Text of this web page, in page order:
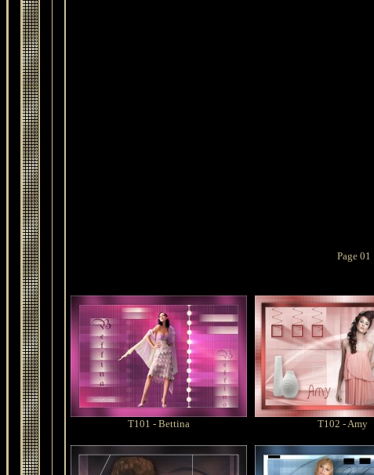
Page 01
T101 - Bettina T102 -Amy